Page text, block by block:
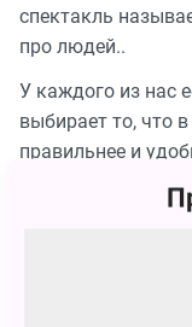
спектакль
про людей..
У каждого из нас
выбирает то, что
правильнее и
остальных. На
открытый вопрос: